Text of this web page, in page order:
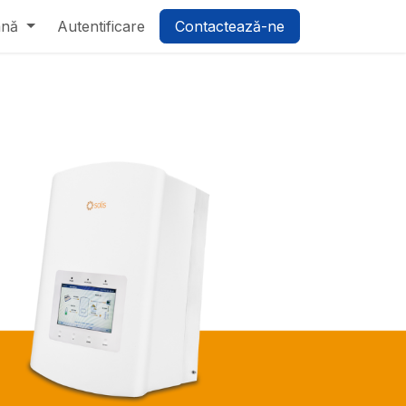
Autentificare Contactează-ne